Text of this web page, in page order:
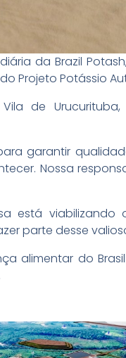
da Brazil
Projeto Potássio
de
garantir
Nossa
está viabilizando
parte desse
alimentar do